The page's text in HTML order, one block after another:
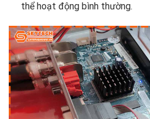
thể hoạt động bình thường.